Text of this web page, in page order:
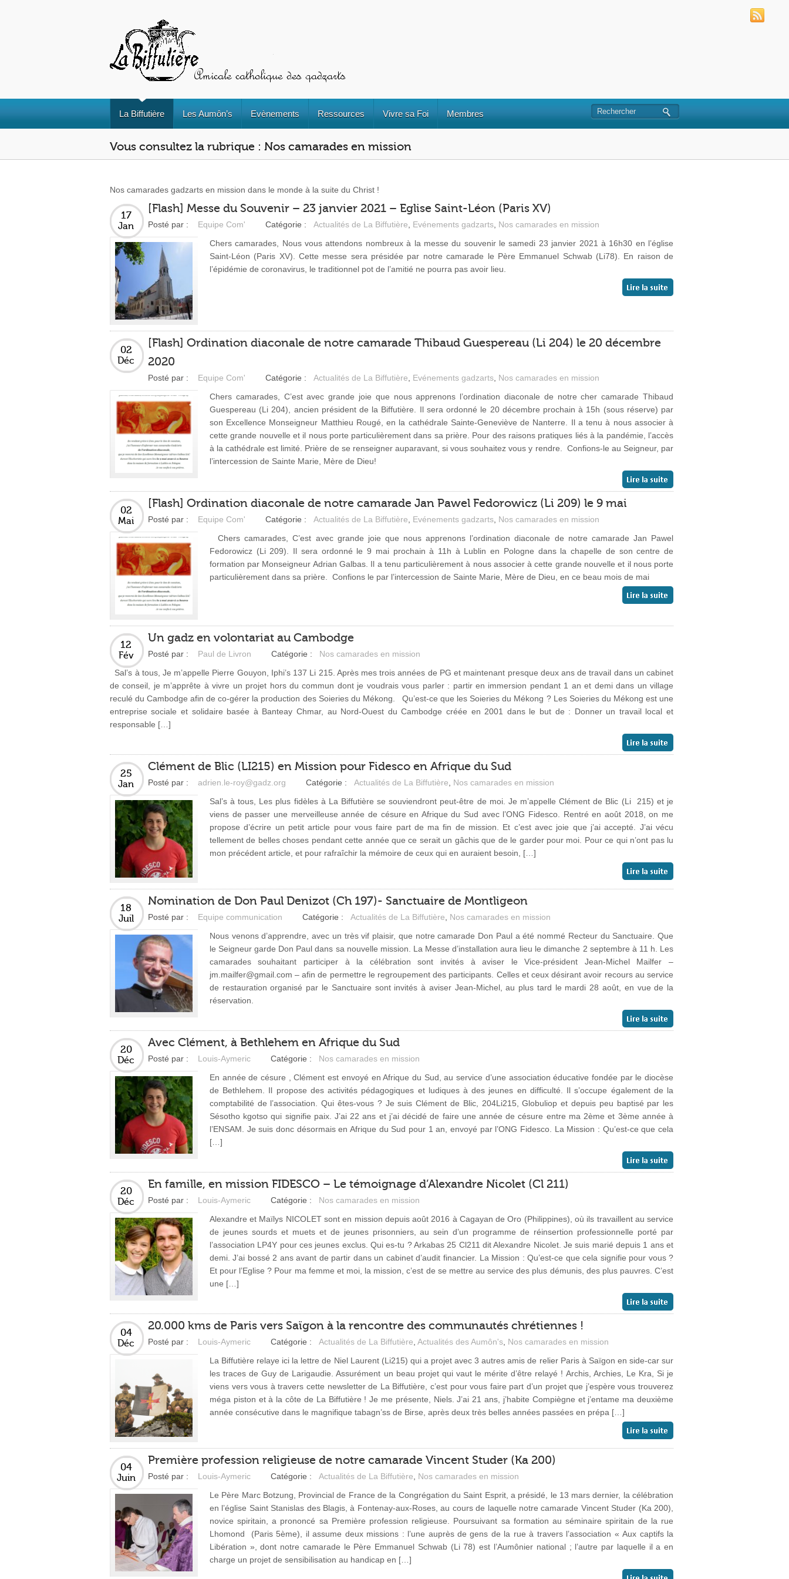
La Biffutière Les Aumôn’s Evènements Ressources Vivre sa Foi Membres
Vous consultez la rubrique : Nos camarades en mission
Nos camarades gadzarts en mission dans le monde à la suite du Christ !
[Flash] Messe du Souvenir – 23 janvier 2021 – Eglise Saint-Léon (Paris XV)
17
Jan Posté par : Equipe Com' Catégorie : Actualités de La Biffutière Evénements gadzarts, Nos camarades en mission
Chers camarades, Nous vous attendons nombreux à la messe du souvenir le samedi 23 janvier 2021 à 16h30 en l’église
Saint-Léon (Paris XV). Cette messe sera présidée par notre camarade le Père Emmanuel Schwab (Li78). En raison de
l’épidémie de coronavirus, le traditionnel pot de l’amitié ne pourra pas avoir lieu.
[Flash] Ordination diaconale de notre camarade Thibaud Guespereau (Li 204) le 20 décembre
2020
02
Déc
Posté par : Equipe Com' Catégorie : Actualités de La Biffutière Evénements gadzarts, Nos camarades en mission
Chers camarades, C’est avec grande joie que nous apprenons l’ordination diaconale de notre cher camarade Thibaud
Guespereau (Li 204), ancien président de la Biffutière. Il sera ordonné le 20 décembre prochain à 15h (sous réserve) par
son Excellence Monseigneur Matthieu Rougé, en la cathédrale Sainte-Geneviève de Nanterre. Il a tenu à nous associer à
cette grande nouvelle et il nous porte particulièrement dans sa prière. Pour des raisons pratiques liés à la pandémie, l’accès
à la cathédrale est limité. Prière de se renseigner auparavant, si vous souhaitez vous y rendre.
Confions-le au Seigneur, par
l’intercession de Sainte Marie, Mère de Dieu!
[Flash] Ordination diaconale de notre camarade Jan Pawel Fedorowicz (Li 209) le 9 mai
02
Mai Posté par : Equipe Com' Catégorie : Actualités de La Biffutière Evénements gadzarts, Nos camarades en mission
Chers camarades, C’est avec grande joie que nous apprenons l’ordination diaconale de notre camarade Jan Pawel
Fedorowicz (Li 209). Il sera ordonné le 9 mai prochain à 11h à Lublin en Pologne dans la chapelle de son centre de
formation par Monseigneur Adrian Galbas. Il a tenu particulièrement à nous associer à cette grande nouvelle et il nous porte
particulièrement dans sa prière.
Confions le par l’intercession de Sainte Marie, Mère de Dieu, en ce beau mois de mai
Un gadz en volontariat au Cambodge
12
Fév Posté par : Paul de Livron Catégorie :
Nos camarades en mission
Sal’s à tous, Je m’appelle Pierre Gouyon, Iphi’s 137 Li 215. Après mes trois années de PG et maintenant presque deux ans de travail dans un cabinet
de conseil, je m’apprête à vivre un projet hors du commun dont je voudrais vous parler : partir en immersion pendant 1 an et demi dans un village
reculé du Cambodge afin de co-gérer la production des Soieries du Mékong. Qu’est-ce que les Soieries du Mékong ? Les Soieries du Mékong est une
entreprise sociale et solidaire basée à Banteay Chmar, au Nord-Ouest du Cambodge créée en 2001 dans le but de : Donner un travail local et
responsable […]
Clément de Blic (LI215) en Mission pour Fidesco en Afrique du Sud
25
Jan Posté par : adrien.le-roy@gadz.org Catégorie : Actualités de La Biffutière
Nos camarades en mission
Sal’s à tous, Les plus fidèles à La Biffutière se souviendront peut-être de moi. Je m’appelle Clément de Blic (Li 215) et je
viens de passer une merveilleuse année de césure en Afrique du Sud avec l’ONG Fidesco. Rentré en août 2018, on me
propose d’écrire un petit article pour vous faire part de ma fin de mission. Et c’est avec joie que j’ai accepté. J’ai vécu
tellement de belles choses pendant cette année que ce serait un gâchis que de le garder pour moi. Pour ce qui n’ont pas lu
mon précédent article, et pour rafraîchir la mémoire de ceux qui en auraient besoin, […]
Nomination de Don Paul Denizot (Ch 197)- Sanctuaire de Montligeon
18
Juil Posté par : Equipe communication Catégorie : Actualités de La Biffutière
Nos camarades en mission
Nous venons d’apprendre, avec un très vif plaisir, que notre camarade Don Paul a été nommé Recteur du Sanctuaire. Que
le Seigneur garde Don Paul dans sa nouvelle mission. La Messe d’installation aura lieu le dimanche 2 septembre à 11 h. Les
camarades souhaitant participer à la célébration sont invités à aviser le Vice-président Jean-Michel Mailfer –
jm.mailfer@gmail.com – afin de permettre le regroupement des participants. Celles et ceux désirant avoir recours au service
de restauration organisé par le Sanctuaire sont invités à aviser Jean-Michel, au plus tard le mardi 28 août, en vue de la
réservation.
Avec Clément, à Bethlehem en Afrique du Sud
20
Déc Posté par : Louis-Aymeric Catégorie :
Nos camarades en mission
En année de césure , Clément est envoyé en Afrique du Sud, au service d’une association éducative fondée par le diocèse
de Bethlehem. Il propose des activités pédagogiques et ludiques à des jeunes en difficulté. Il s’occupe également de la
comptabilité de l’association. Qui êtes-vous ? Je suis Clément de Blic, 204Li215, Globuliop et depuis peu baptisé par les
Sésotho kgotso qui signifie paix. J’ai 22 ans et j’ai décidé de faire une année de césure entre ma 2ème et 3ème année à
l’ENSAM. Je suis donc désormais en Afrique du Sud pour 1 an, envoyé par l’ONG Fidesco. La Mission : Qu’est-ce que cela
[…]
En famille, en mission FIDESCO – Le témoignage d’Alexandre Nicolet (Cl 211)
20
Déc Posté par : Louis-Aymeric Catégorie :
Nos camarades en mission
Alexandre et Maïlys NICOLET sont en mission depuis août 2016 à Cagayan de Oro (Philippines), où ils travaillent au service
de jeunes sourds et muets et de jeunes prisonniers, au sein d’un programme de réinsertion professionnelle porté par
l’association LP4Y pour ces jeunes exclus. Qui es-tu ? Arkabas 25 Cl211 dit Alexandre Nicolet. Je suis marié depuis 1 ans et
demi. J’ai bossé 2 ans avant de partir dans un cabinet d’audit financier. La Mission : Qu’est-ce que cela signifie pour vous ?
Et pour l’Eglise ? Pour ma femme et moi, la mission, c’est de se mettre au service des plus démunis, des plus pauvres. C’est
une […]
20.000 kms de Paris vers Saïgon à la rencontre des communautés chrétiennes !
04
Déc Posté par : Louis-Aymeric Catégorie : Actualités de La Biffutière Actualités des Aumôn's, Nos camarades en mission
La Biffutière relaye ici la lettre de Niel Laurent (Li215) qui a projet avec 3 autres amis de relier Paris à Saïgon en side-car sur
les traces de Guy de Larigaudie. Assurément un beau projet qui vaut le mérite d’être relayé ! Archis, Archies, Le Kra, Si je
viens vers vous à travers cette newsletter de La Biffutière, c’est pour vous faire part d’un projet que j’espère vous trouverez
méga piston et à la côte de La Biffutière ! Je me présente, Niels. J’ai 21 ans, j’habite Compiègne et j’entame ma deuxième
année consécutive dans le magnifique tabagn’ss de Birse, après deux très belles années passées en prépa […]
Première profession religieuse de notre camarade Vincent Studer (Ka 200)
04
Juin Posté par : Louis-Aymeric Catégorie : Actualités de La Biffutière
Nos camarades en mission
Le Père Marc Botzung, Provincial de France de la Congrégation du Saint Esprit, a présidé, le 13 mars dernier, la célébration
en l’église Saint Stanislas des Blagis, à Fontenay-aux-Roses, au cours de laquelle notre camarade Vincent Studer (Ka 200),
novice spiritain, a prononcé sa Première profession religieuse. Poursuivant sa formation au séminaire spiritain de la rue
Lhomond (Paris 5ème), il assume deux missions : l’une auprès de gens de la rue à travers l’association « Aux captifs la
Libération », dont notre camarade le Père Emmanuel Schwab (Li 78) est l’Aumônier national ; l’autre par laquelle il a en
charge un projet de sensibilisation au handicap en […]